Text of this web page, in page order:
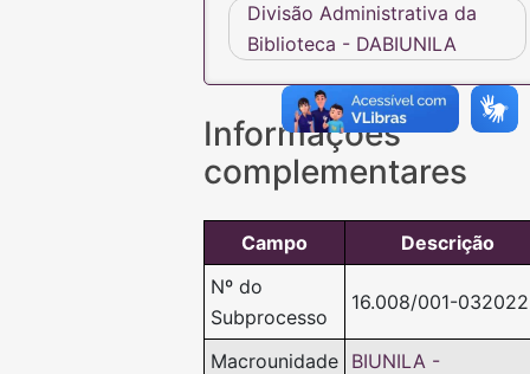
Divisão Administrativa da
Biblioteca - DABIUNILA
Informações
complementares
Campo
Descrição
Nº do
Subprocesso
16.008/001-032022
Macrounidade BIUNILA -